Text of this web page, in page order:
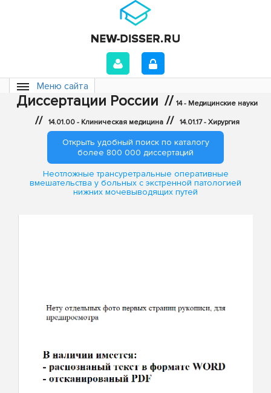
Меню сайта
Диссертации России // 14 - Медицинские науки
// 14.01.00 - Клиническая медицина // 14.01.17 - Хирургия
Открыть удобный поиск по каталогу
более 800 000 диссертаций
Неотложные трансуретральные оперативные
вмешательства у больных с экстренной патологией
нижних мочевыводящих путей